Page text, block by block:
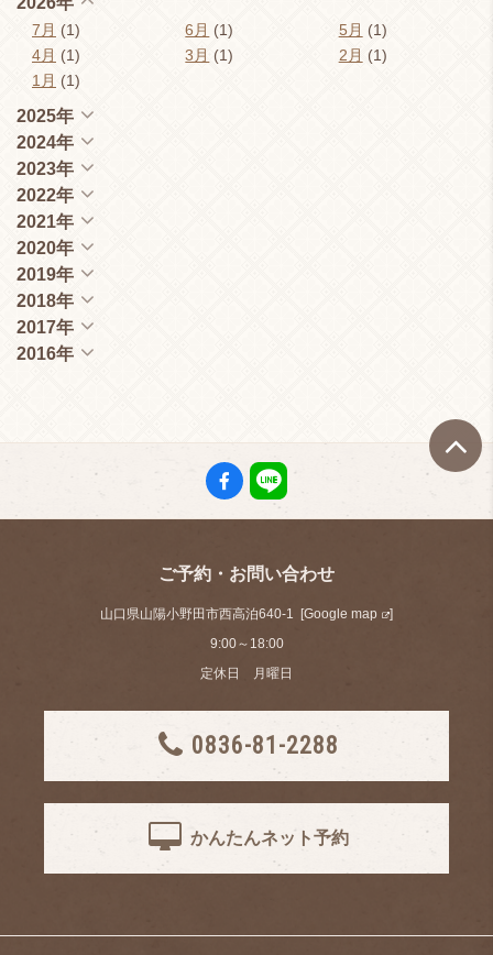
7月 (1) 6月 (1) 5月 (1)
4月 (1) 3月 (1) 2月 (1)
1月 (1)
2025年
2024年
2023年
2022年
2021年
2020年
2019年
2018年
2017年
2016年
ご予約・お問い合わせ
山口県山陽小野田市西高泊640-1 [Google map
]
9:00～18:00
定休日 月曜日
0836-81-2288
かんたんネット予約